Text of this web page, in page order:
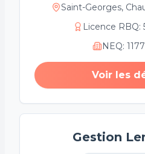
Saint-Georges,
Licence RBQ:
NEQ:
Voir les
Gestion